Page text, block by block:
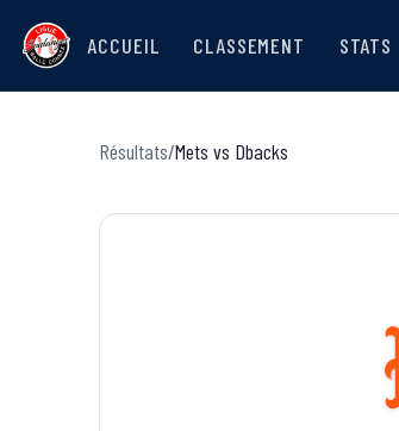
ACCUEIL CLASSEMENT STATS
Résultats/Mets vs Dbacks